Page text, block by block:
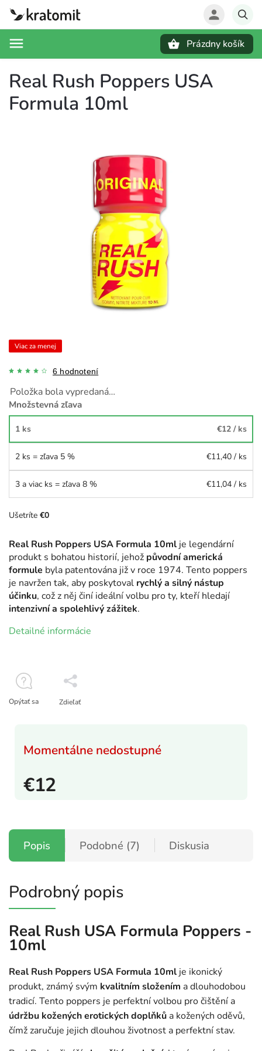
Prázdny košík
Real Rush Poppers USA
Formula 10ml
Viac za menej
6 hodnotení
€12
Momentálne nedostupné
Položka bola vypredaná…
Množstevná zľava
1 ks €12 / ks
2 ks = zľava 5 % €11,40 / ks
3 a viac ks = zľava 8 % €11,04 / ks
Ušetríte €0
Real Rush Poppers USA Formula 10ml je legendární
produkt s bohatou historií, jehož původní americká
formule byla patentována již v roce 1974. Tento poppers
je navržen tak, aby poskytoval rychlý a silný nástup
účinku, což z něj činí ideální volbu pro ty, kteří hledají
intenzivní a spolehlivý zážitek.
Detailné informácie
Opýtať sa Zdieľať
Popis Podobné (7) Diskusia
Podrobný popis
Real Rush USA Formula Poppers -
10ml
Real Rush Poppers USA Formula 10ml je ikonický
produkt, známý svým kvalitním složením a dlouhodobou
tradicí. Tento poppers je perfektní volbou pro čištění a
údržbu kožených erotických doplňků a kožených oděvů,
čímž zaručuje jejich dlouhou životnost a perfektní stav.